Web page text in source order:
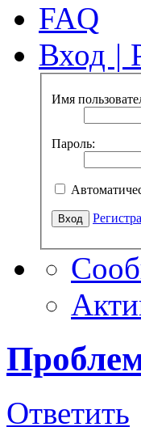
FAQ
Вход |
Имя
Пароль:
Ответить